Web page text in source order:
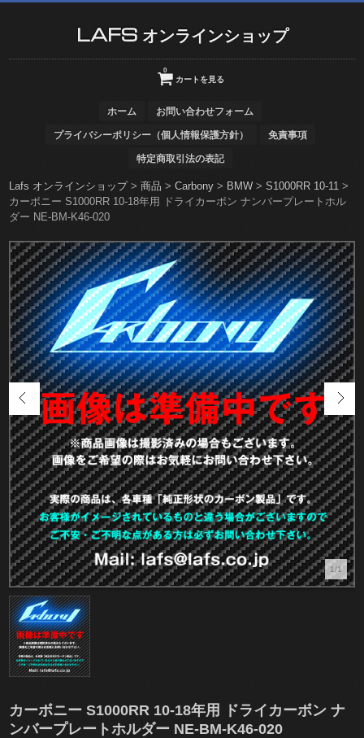
LAFS オンラインショップ
カートを見る
0
ホーム お問い合わせフォーム
プライバシーポリシー（個人情報保護方針） 免責事項
特定商取引法の表記
Lafs オンラインショップ>商品 >Carbony > BMW >S1000RR 10-11 >
カーボニー S1000RR 10-18年用 ドライカーボン ナンバープレートホル
ダー NE-BM-K46-020
1/1
カーボニー S1000RR 10-18年用 ドライカーボン ナ
ンバープレートホルダー NE-BM-K46-020